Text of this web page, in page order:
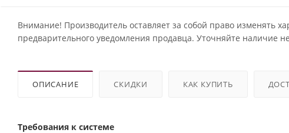
Внимание! Производитель оставляет за собой право изменять
предварительного уведомления продавца. Уточняйте наличие
ОПИСАНИЕ СКИДКИ КАК КУПИТЬ
Требования к системе